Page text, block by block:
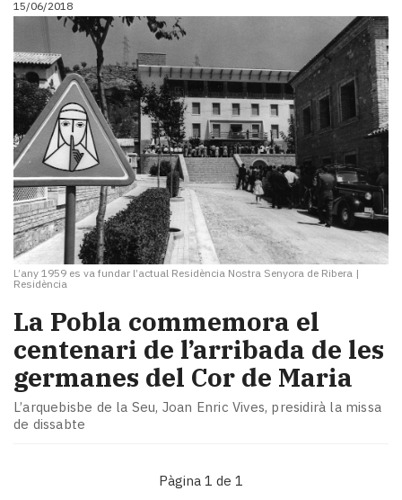
i
turisme
Cultura
Esports
Mai
tant!
TV
i
mitjans
El
temps
Reportatges
Entrevistes
Enquestes
escena!
Dis
teva!
Subscriptors
La
15/06/2018
L’any 1959 es va fundar l’actual Residència Nostra Senyora de Ribera |
Residència
​La Pobla commemora el
centenari de l’arribada de les
germanes del Cor de Maria
L’arquebisbe de la Seu, Joan Enric Vives, presidirà la missa
de dissabte
Pàgina 1 de 1